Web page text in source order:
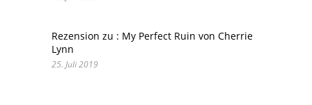
Rezension zu : My Perfect Ruin von Cherrie
Lynn
25. Juli 2019